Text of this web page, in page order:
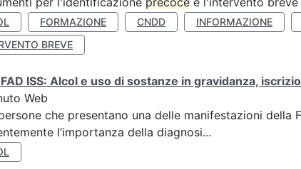
FORMAZIONE CNDD
INFORMAZIONE
BREVE
ISS: Alcol e uso di sostanze in gravidanza,
Web
che presentano una delle manifestazioni della
l’importanza della diagnosi...